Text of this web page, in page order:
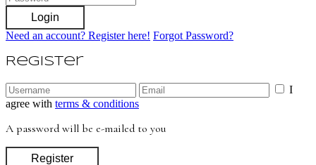
Login
Need an account? Register here! Forgot Password?
Register
I
agree with terms & conditions
A password will be e-mailed to you
Register